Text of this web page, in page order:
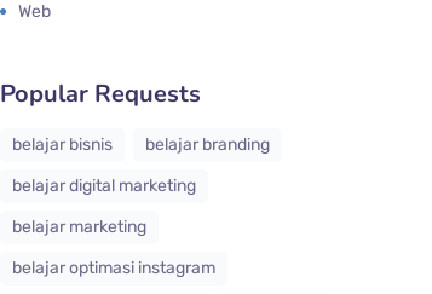
Web
Popular Requests
belajar bisnis
belajar branding
belajar digital marketing
belajar marketing
belajar optimasi instagram